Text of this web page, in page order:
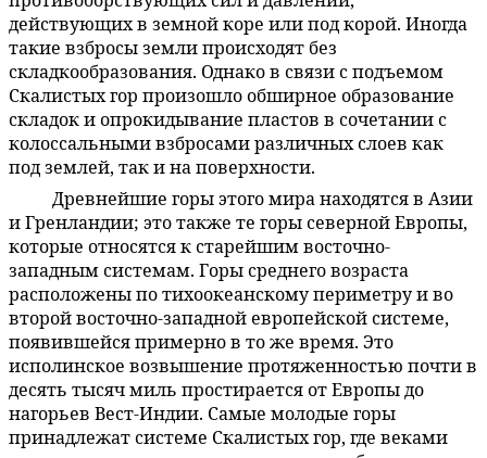
действующих в земной коре или под корой. Иногда
такие взбросы земли происходят без
складкообразования. Однако в связи с подъемом
Скалистых гор произошло обширное образование
складок и опрокидывание пластов в сочетании с
колоссальными взбросами различных слоев как
под землей, так и на поверхности.
Древнейшие горы этого мира находятся в Азии
и Гренландии; это также те горы северной Европы,
которые относятся к старейшим восточно-
западным системам. Горы среднего возраста
расположены по тихоокеанскому периметру и во
второй восточно-западной европейской системе,
появившейся примерно в то же время. Это
исполинское возвышение протяженностью почти в
десять тысяч миль простирается от Европы до
нагорьев Вест-Индии. Самые молодые горы
принадлежат системе Скалистых гор, где веками